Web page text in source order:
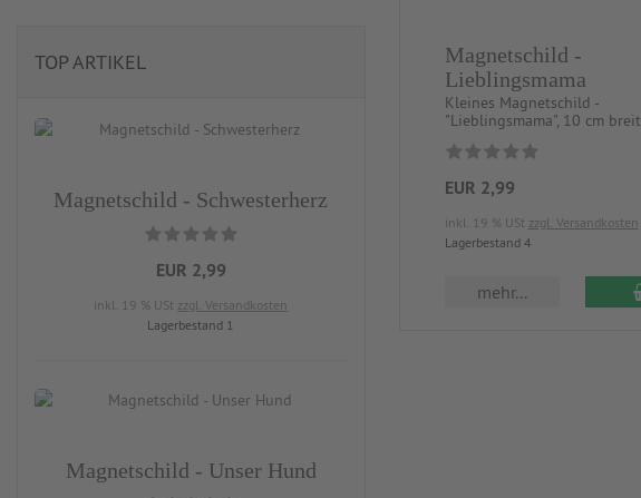
Magnetschild -
Lieblingsmama
Kleines Magnetschild -
"Lieblingsmama", 10 cm breit
EUR 2,99
inkl. 19 % USt zzgl. Versandkosten
Lagerbestand 4
mehr...
TOP ARTIKEL
Magnetschild - Schwesterherz
EUR 2,99
inkl. 19 % USt zzgl. Versandkosten
Lagerbestand 1
Magnetschild - Unser Hund